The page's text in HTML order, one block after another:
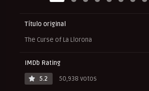
Título original
The Curse of La Llorona
IMDb Rating
5.2
50,938 votos